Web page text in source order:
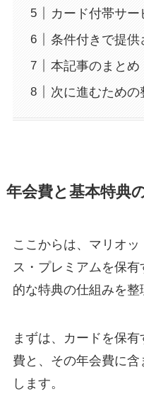
カード付帯サー
条件付きで提供
本記事のまとめ
次に進むための
年会費と基本特典
ここからは、マリオ
ス・プレミアムを保
的な特典の仕組みを整
まずは、カードを保
費と、その年会費に
します。